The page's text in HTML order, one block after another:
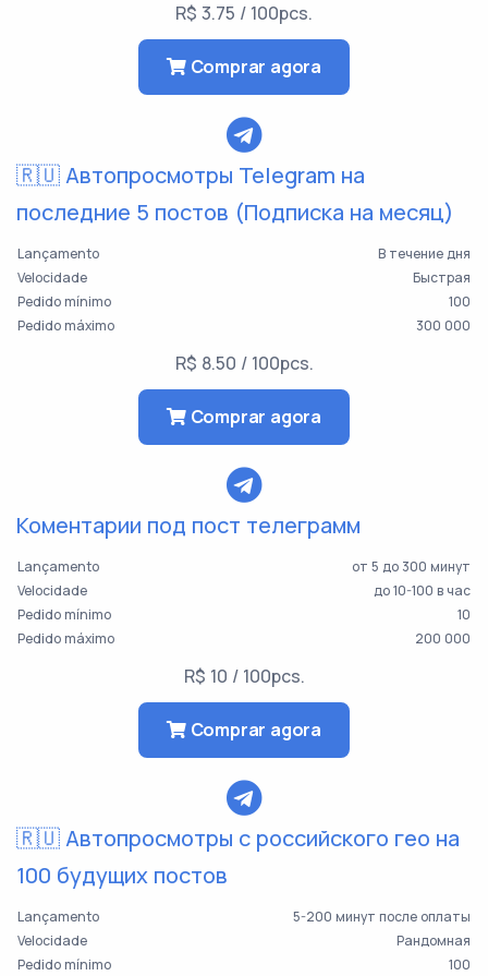
R$ 3.75 / 100pcs.
Comprar agora
🇷🇺 Автопросмотры Telegram на
последние 5 постов (Подписка на месяц)
Lançamento
В течение дня
Velocidade
Быстрая
Pedido mínimo
100
Pedido máximo
300 000
R$ 8.50 / 100pcs.
Comprar agora
Коментарии под пост телеграмм
Lançamento
от 5 до 300 минут
Velocidade
до 10-100 в час
Pedido mínimo
10
Pedido máximo
200 000
R$ 10 / 100pcs.
Comprar agora
🇷🇺 Автопросмотры с российского гео на
100 будущих постов
Lançamento
5-200 минут после оплаты
Velocidade
Рандомная
Pedido mínimo
100